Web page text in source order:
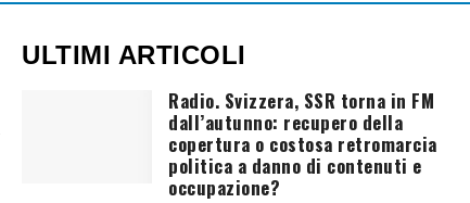
ULTIMI ARTICOLI
Radio. Svizzera, SSR torna in FM
dall’autunno: recupero della
copertura o costosa retromarcia
politica a danno di contenuti e
occupazione?